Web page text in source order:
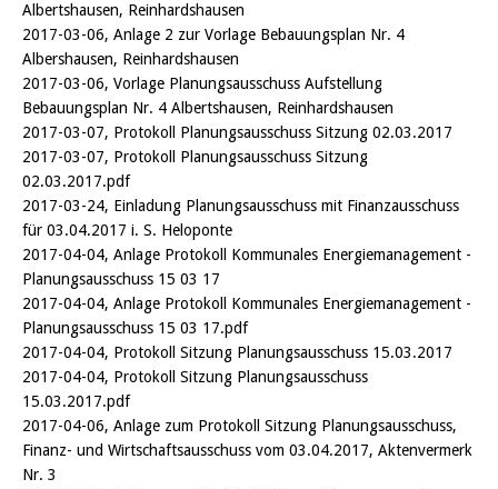
Albertshausen, Reinhardshausen
2017-03-06, Anlage 2 zur Vorlage Bebauungsplan Nr. 4
Albershausen, Reinhardshausen
2017-03-06, Vorlage Planungsausschuss Aufstellung
Bebauungsplan Nr. 4 Albertshausen, Reinhardshausen
2017-03-07, Protokoll Planungsausschuss Sitzung 02.03.2017
2017-03-07, Protokoll Planungsausschuss Sitzung
02.03.2017.pdf
2017-03-24, Einladung Planungsausschuss mit Finanzausschuss
für 03.04.2017 i. S. Heloponte
2017-04-04, Anlage Protokoll Kommunales Energiemanagement -
Planungsausschuss 15 03 17
2017-04-04, Anlage Protokoll Kommunales Energiemanagement -
Planungsausschuss 15 03 17.pdf
2017-04-04, Protokoll Sitzung Planungsausschuss 15.03.2017
2017-04-04, Protokoll Sitzung Planungsausschuss
15.03.2017.pdf
2017-04-06, Anlage zum Protokoll Sitzung Planungsausschuss,
Finanz- und Wirtschaftsausschuss vom 03.04.2017, Aktenvermerk
Nr. 3